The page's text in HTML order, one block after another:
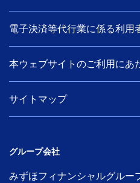
電子決済等代行業に係る利用
本ウェブサイトのご利用にあ
サイトマップ
グループ会社
みずほフィナンシャルグルー